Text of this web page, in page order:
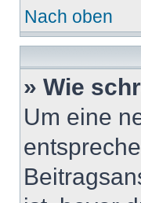
Nach oben
» Wie
Um eine